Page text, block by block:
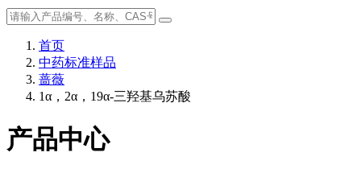
首页
中药标准样品
蔷薇
1α，2α，19α-三羟基乌苏酸
产品中心